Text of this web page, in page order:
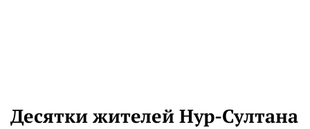
Десятки жителей Нур-Султана